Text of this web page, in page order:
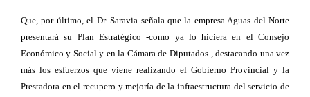
Que, por último, el Dr. Saravia señala que la empresa Aguas del Norte
presentará su Plan Estratégico -como ya lo hiciera en el Consejo
Económico y Social y en la Cámara de Diputados-, destacando una vez
más los esfuerzos que viene realizando el Gobierno Provincial y la
Prestadora en el recupero y mejoría de la infraestructura del servicio de